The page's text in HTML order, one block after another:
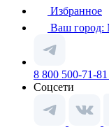
Избранное
Ваш город:
8 800 500-71-81
Соцсети